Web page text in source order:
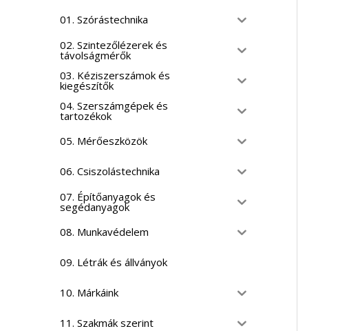
01. Szórástechnika
02. Szintezőlézerek és
távolságmérők
03. Kéziszerszámok és
kiegészítők
04. Szerszámgépek és
tartozékok
05. Mérőeszközök
06. Csiszolástechnika
07. Építőanyagok és
segédanyagok
08. Munkavédelem
09. Létrák és állványok
10. Márkáink
11. Szakmák szerint